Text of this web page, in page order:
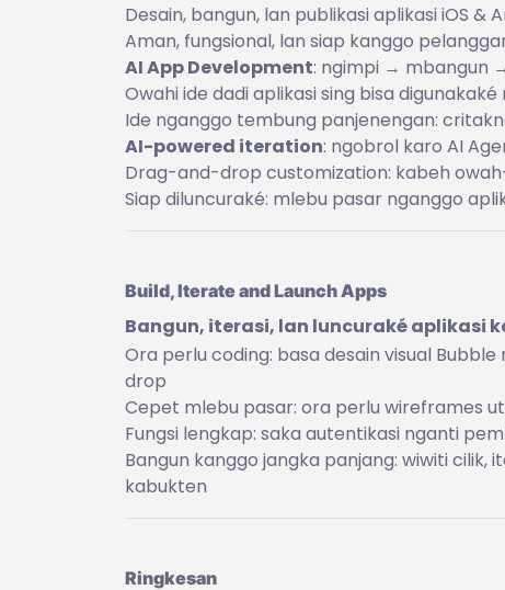
Desain, bangun, lan publikasi aplikasi iOS
Aman, fungsional, lan siap kanggo
AI App Development: ngimpi → mbangun
Owahi ide dadi aplikasi sing bisa
Ide nganggo tembung panjenengan:
AI-powered iteration: ngobrol karo AI
Drag-and-drop customization: kabeh
Siap diluncuraké: mlebu pasar nganggo
Build, Iterate and Launch Apps
Bangun, iterasi, lan luncuraké aplikasi
Ora perlu coding: basa desain visual
drop
Cepet mlebu pasar: ora perlu wireframes
Fungsi lengkap: saka autentikasi nganti
Bangun kanggo jangka panjang: wiwiti
kabukten
Ringkesan